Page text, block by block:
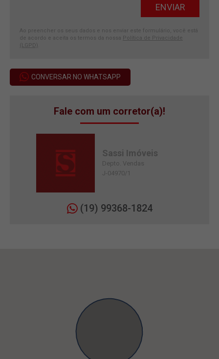
Ao preencher os seus dados e nos enviar este formulário, você está
de acordo e aceita os termos da nossa Política de Privacidade
(LGPD)
CONVERSAR NO WHATSAPP
Fale com um corretor(a)!
Sassi Imóveis
Depto. Vendas
J-04970/1
(19) 99368-1824